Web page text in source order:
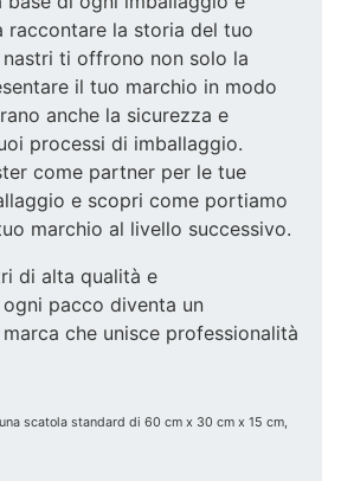
raccontare la storia del tuo
ti offrono non solo la
il tuo marchio in modo
anche la sicurezza e
processi di imballaggio.
come partner per le tue
e scopri come portiamo
marchio al livello successivo.
di alta qualità e
pacco diventa un
che unisce professionalità
scatola standard di 60 cm x 30 cm x 15 cm,